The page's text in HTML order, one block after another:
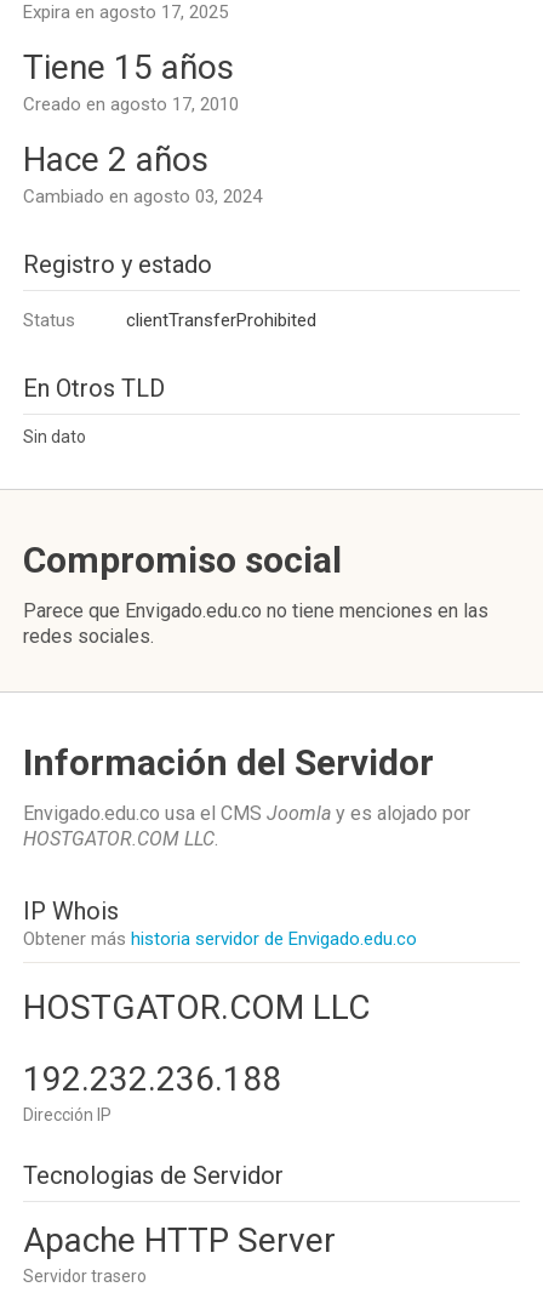
Expira en agosto 17, 2025
Tiene 15 años
Creado en agosto 17, 2010
Hace 2 años
Cambiado en agosto 03, 2024
Registro y estado
Status clientTransferProhibited
En Otros TLD
Sin dato
Compromiso social
Parece que Envigado.edu.co no tiene menciones en las
redes sociales.
Información del Servidor
Envigado.edu.co usa el CMS Joomla y es alojado por
HOSTGATOR.COM LLC.
IP Whois
Obtener más historia servidor de Envigado.edu.co
HOSTGATOR.COM LLC
192.232.236.188
Dirección IP
Tecnologias de Servidor
Apache HTTP Server
Servidor trasero